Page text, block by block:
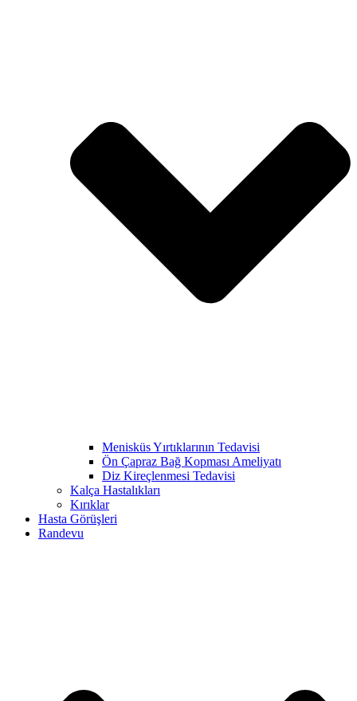
Menisküs Yırtıklarının Tedavisi
Ön Çapraz Bağ Kopması Ameliyatı
Diz Kireçlenmesi Tedavisi
Kalça Hastalıkları
Kırıklar
Hasta Görüşleri
Randevu